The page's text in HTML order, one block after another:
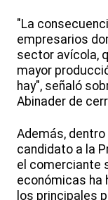
"La
empresarios
sector avícola,
mayor
hay", señaló
Abinader de
Además, dentro
candidato a la
el comerciante
económicas ha
los principales